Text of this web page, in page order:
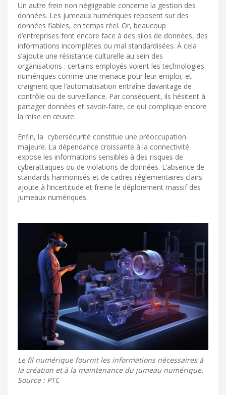
Un autre frein non négligeable concerne la gestion des
données. Les jumeaux numériques reposent sur des
données fiables, en temps réel. Or, beaucoup
d’entreprises font encore face à des silos de données, des
informations incomplètes ou mal standardisées. À cela
s’ajoute une résistance culturelle au sein des
organisations : certains employés voient les technologies
numériques comme une menace pour leur emploi, et
craignent que l’automatisation entraîne davantage de
contrôle ou de surveillance. Par conséquent, ils hésitent à
partager données et savoir-faire, ce qui complique encore
la mise en œuvre.
Enfin, la cybersécurité constitue une préoccupation
majeure. La dépendance croissante à la connectivité
expose les informations sensibles à des risques de
cyberattaques ou de violations de données. L’absence de
standards harmonisés et de cadres réglementaires clairs
ajoute à l’incertitude et freine le déploiement massif des
jumeaux numériques.
Le fil numérique fournit les informations nécessaires à
la création et à la maintenance du jumeau numérique.
Source : PTC